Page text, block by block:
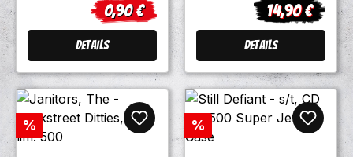
Verkaufspreis:
0,90 €
Details
Regulärer
14,90 €
Details
Rabatt
% Rabatt
%